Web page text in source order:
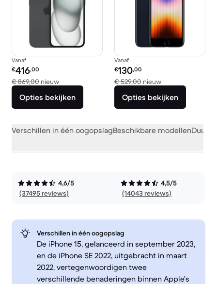
Vanaf
Refurbished prijs:
€416,00
€ 869,00 nieuwVergeleken met € 869,00 nieuw
Opties bekijken
Vanaf
Refurbished prijs:
€130,00
€ 529,00 nieuwVergeleken met
Opties bekijken
Verschillen in één oogopslagBeschikbare modellen
4,6/5
(37495 reviews)
4,5/5
(14043 reviews)
Verschillen in één oogopslag
De iPhone 15, gelanceerd in september 2023,
en de iPhone SE 2022, uitgebracht in maart
2022, vertegenwoordigen twee
verschillende benaderingen binnen Apple's